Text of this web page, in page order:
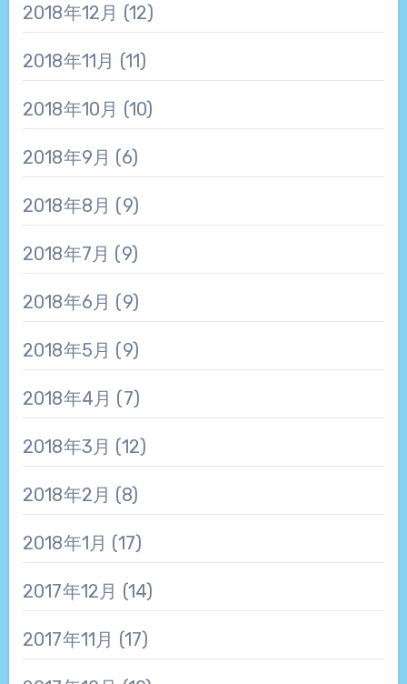
2018年12月 (12)
2018年11月 (11)
2018年10月 (10)
2018年9月 (6)
2018年8月 (9)
2018年7月 (9)
2018年6月 (9)
2018年5月 (9)
2018年4月 (7)
2018年3月 (12)
2018年2月 (8)
2018年1月 (17)
2017年12月 (14)
2017年11月 (17)